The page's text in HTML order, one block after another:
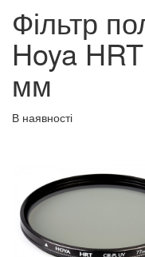
Фільтр
Hoya
мм
В наявності